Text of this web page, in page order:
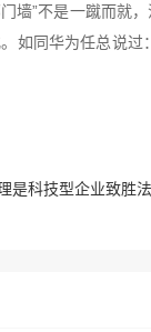
墙”不是一蹴而就
如同华为任总说
是科技型企业致胜